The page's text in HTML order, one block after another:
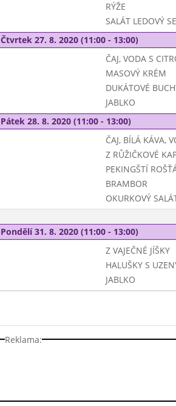
RÝŽE
SALÁT LEDOVÝ
Čtvrtek 27. 8. 2020 (11:00 - 13:00)
ČAJ, VODA S
MASOVÝ KRÉM
DUKÁTOVÉ
JABLKO
Pátek 28. 8. 2020 (11:00 - 13:00)
ČAJ, BÍLÁ KÁVA,
Z RŮŽIČKOVÉ
PEKINGŠTÍ
BRAMBOR
OKURKOVÝ
Pondělí 31. 8. 2020 (11:00 - 13:00)
Z VAJEČNÉ JÍŠKY
HALUŠKY S
JABLKO
Reklama: